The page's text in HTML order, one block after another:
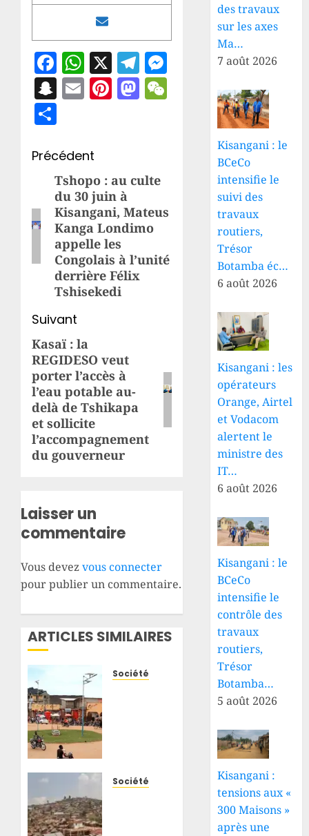
Facebook
WhatsApp
X Telegram
Messenger
Snapchat
EmailPinterest
Mastodon
WeChat
Navigation
d’article
Précédent
Article
précédent:
Tshopo : au culte
du 30 juin à
Kisangani, Mateus
Kanga Londimo
appelle les
Congolais à l’unité
derrière Félix
Tshisekedi
Suivant
Article
suivant:
Kasaï : la
REGIDESO veut
porter l’accès à
l’eau potable au-
delà de Tshikapa
et sollicite
l’accompagnement
du gouverneur
Laisser un
commentaire
Vous devezvous connecter
pour publier un commentaire.
ARTICLES SIMILAIRES
Société
détériore
Société
des travaux
sur les axes
Ma…
7 août 2026
Kisangani : le
BCeCo
intensifie le
suivi des
travaux
routiers,
Trésor
Botamba éc…
6 août 2026
Kisangani : les
opérateurs
Orange, Airtel
et Vodacom
alertent le
ministre des
IT…
6 août 2026
Kisangani : le
BCeCo
intensifie le
contrôle des
travaux
routiers,
Trésor
Botamba…
5 août 2026
Kisangani :
tensions aux «
300 Maisons »
après une